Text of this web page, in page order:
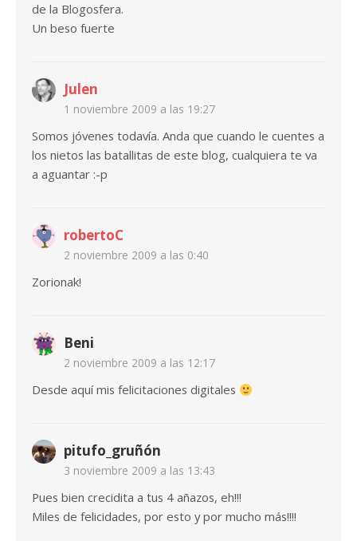
de la Blogosfera.
Un beso fuerte
Julen
1 noviembre 2009 a las 19:27
Somos jóvenes todavía. Anda que cuando le cuentes a
los nietos las batallitas de este blog, cualquiera te va
a aguantar :-p
robertoC
2 noviembre 2009 a las 0:40
Zorionak!
Beni
2 noviembre 2009 a las 12:17
Desde aquí mis felicitaciones digitales
pitufo_gruñón
3 noviembre 2009 a las 13:43
Pues bien crecidita a tus 4 añazos, eh!!!
Miles de felicidades, por esto y por mucho más!!!!